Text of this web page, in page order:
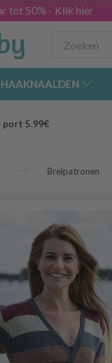
tot 50% - Klik hier
HAAKNAALDEN
port 5.99€
Breipatronen